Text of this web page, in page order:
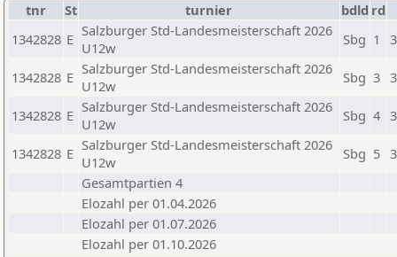
tnr St turnier bdld rd
1342828 E Salzburger Std-Landesmeisterschaft 2026
U12w
Sbg 1
1342828 E Salzburger Std-Landesmeisterschaft 2026
U12w
Sbg 3
1342828 E Salzburger Std-Landesmeisterschaft 2026
U12w
Sbg 4
1342828 E Salzburger Std-Landesmeisterschaft 2026
U12w
Sbg 5
Gesamtpartien 4
Elozahl per 01.04.2026
Elozahl per 01.07.2026
Elozahl per 01.10.2026